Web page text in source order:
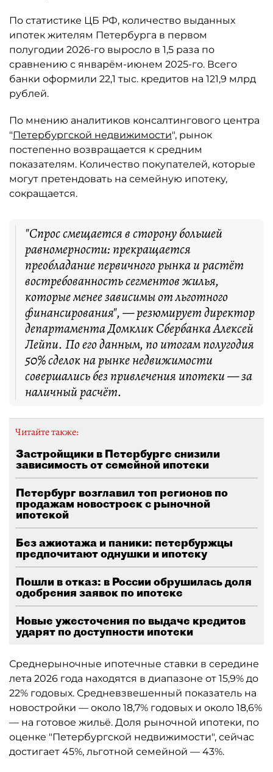
По статистике ЦБ РФ, количество выданных
ипотек жителям Петербурга в первом
полугодии 2026-го выросло в 1,5 раза по
сравнению с январём-июнем 2025-го. Всего
банки оформили 22,1 тыс. кредитов на 121,9 млрд
рублей.
По мнению аналитиков консалтингового центра
"Петербургской недвижимости", рынок
постепенно возвращается к средним
показателям. Количество покупателей, которые
могут претендовать на семейную ипотеку,
сокращается.
"Спрос смещается в сторону большей
равномерности: прекращается
преобладание первичного рынка и растёт
востребованность сегментов жилья,
которые менее зависимы от льготного
финансирования", — резюмирует директор
департамента Домклик Сбербанка Алексей
Лейпи. По его данным, по итогам полугодия
50% сделок на рынке недвижимости
совершались без привлечения ипотеки — за
наличный расчёт.
Читайте также:
Застройщики в Петербурге снизили
зависимость от семейной ипотеки
Петербург возглавил топ регионов по
продажам новостроек с рыночной
ипотекой
Без ажиотажа и паники: петербуржцы
предпочитают однушки и ипотеку
Пошли в отказ: в России обрушилась доля
одобрения заявок по ипотеке
Новые ужесточения по выдаче кредитов
ударят по доступности ипотеки
Среднерыночные ипотечные ставки в середине
лета 2026 года находятся в диапазоне от 15,9% до
22% годовых. Средневзвешенный показатель на
новостройки — около 18,7% годовых и около 18,6%
— на готовое жильё. Доля рыночной ипотеки, по
оценке "Петербургской недвижимости", сейчас
достигает 45%, льготной семейной — 43%.